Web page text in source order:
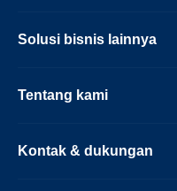
Solusi bisnis lainnya
Tentang kami
Kontak & dukungan